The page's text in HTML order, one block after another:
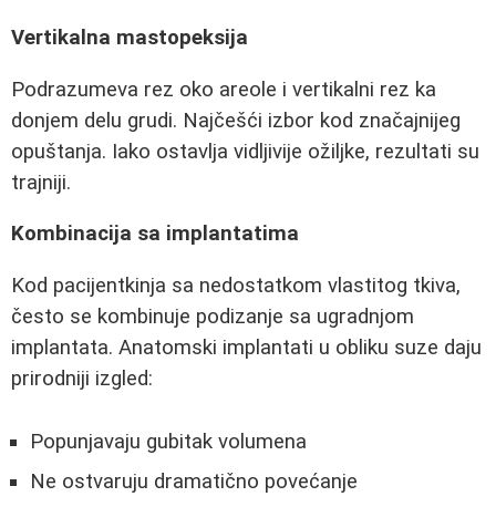
Vertikalna mastopeksija
Podrazumeva rez oko areole i vertikalni rez ka
donjem delu grudi. Najčešći izbor kod značajnijeg
opuštanja. Iako ostavlja vidljivije ožiljke, rezultati su
trajniji.
Kombinacija sa implantatima
Kod pacijentkinja sa nedostatkom vlastitog tkiva,
često se kombinuje podizanje sa ugradnjom
implantata. Anatomski implantati u obliku suze daju
prirodniji izgled:
Popunjavaju gubitak volumena
Ne ostvaruju dramatično povećanje